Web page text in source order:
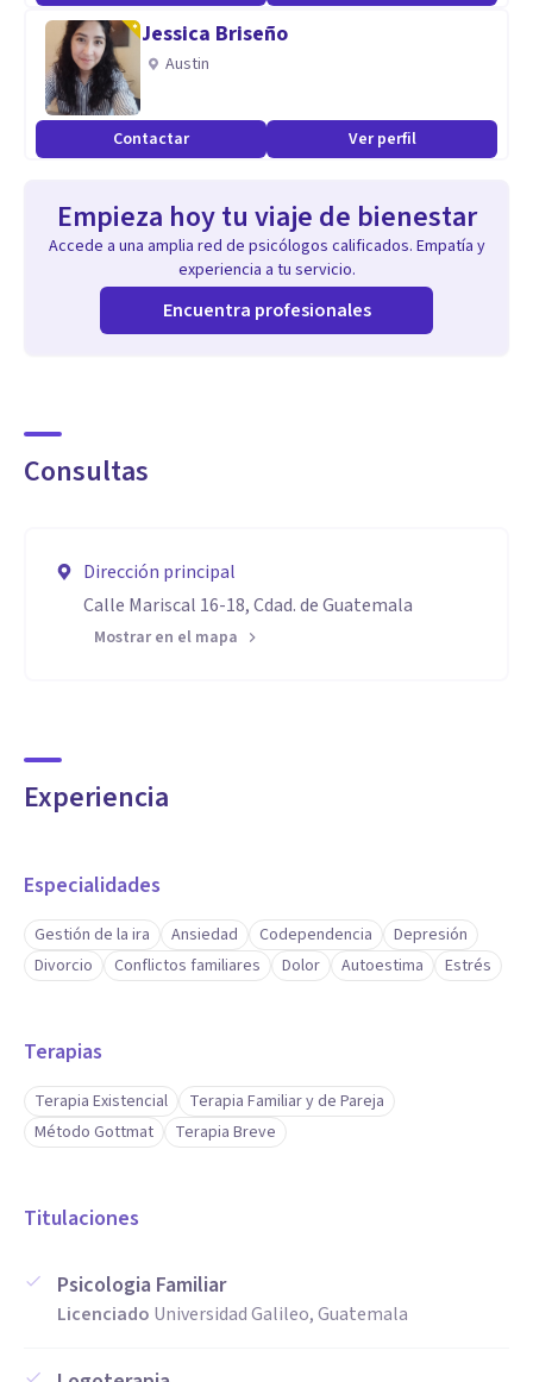
Jessica Briseño
Austin
Contactar Ver perfil
Empieza hoy tu viaje de bienestar
Accede a una amplia red de psicólogos calificados. Empatía y
experiencia a tu servicio.
Encuentra profesionales
Consultas
Dirección principal
Calle Mariscal 16-18, Cdad. de Guatemala
Mostrar en el mapa
Experiencia
Especialidades
Gestión de la ira Ansiedad Codependencia
Depresión
Divorcio
Conflictos familiares Dolor Autoestima Estrés
Terapias
Terapia Existencial
Terapia Familiar y de Pareja
Método Gottmat
Terapia Breve
Titulaciones
Psicologia Familiar
Licenciado Universidad Galileo, Guatemala